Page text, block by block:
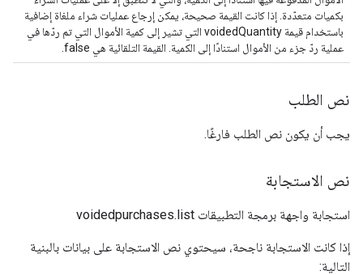
بكميات متعدّدة. إذا كانت القيمة صحيحة، يمكن إرجاع عمليات شراء ملغاة إضافية
باستخدام قيمة voidedQuantity التي تشير إلى كمية الأموال التي تم ردّها في
عملية ردّ جزء من الأموال استنادًا إلى الكمية. القيمة التلقائية هي false.
نص الطلب
يجب أن يكون نص الطلب فارغًا.
نص الاستجابة
استجابة واجهة برمجة التطبيقات voidedpurchases.list
إذا كانت الاستجابة ناجحة، سيحتوي نص الاستجابة على بيانات بالبنية
التالية: